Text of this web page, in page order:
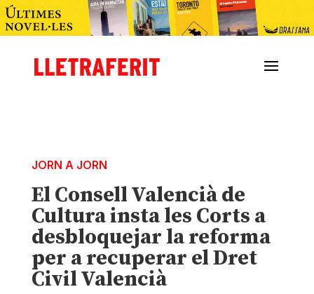
JORN A JORN
El Consell Valencià de
Cultura insta les Corts a
desbloquejar la reforma
per a recuperar el Dret
Civil Valencià